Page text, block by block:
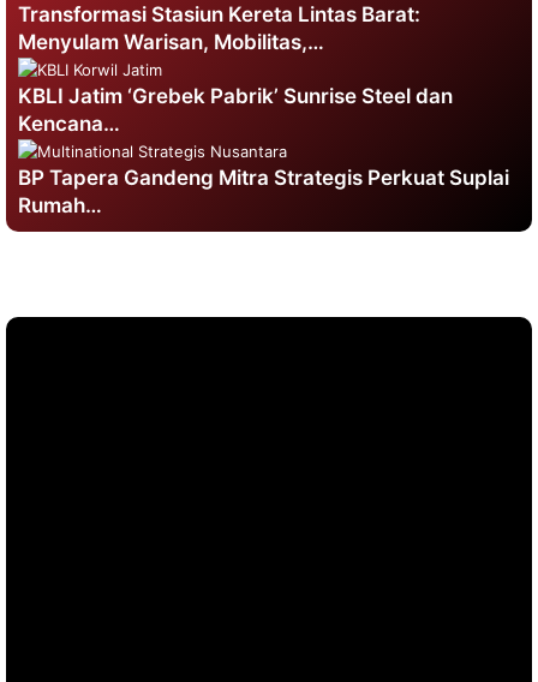
Transformasi Stasiun Kereta Lintas Barat:
Menyulam Warisan, Mobilitas,…
KBLI Jatim ‘Grebek Pabrik’ Sunrise Steel dan
Kencana…
BP Tapera Gandeng Mitra Strategis Perkuat Suplai
Rumah…